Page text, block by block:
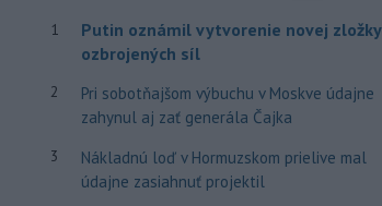
1
Putin oznámil vytvorenie novej zložky
ozbrojených síl
2
Pri sobotňajšom výbuchu v Moskve údajne
zahynul aj zať generála Čajka
3
Nákladnú loď v Hormuzskom prielive mal
údajne zasiahnuť projektil